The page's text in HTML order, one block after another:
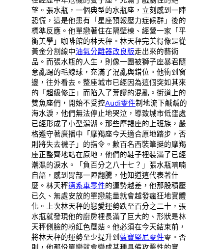
望。張水瓶，一個典型的水瓶座，立刻感到一陣
恐慌，這是他患有「星座預報壓力症候群」後的
標準反應。他單戀著住在隔壁棟、經營一家「平
衡美學」咖啡館的林天秤。林天秤完美得像是從
黃金分割線中油氣分離器改良版走出來的藝術
品。而張水瓶的人生，則像一團被獅子座暴君隨
意亂踢的毛線球，充滿了混亂與錯位。他衝到窗
邊，往外看去。整座城市已經因為這個突如其來
的「超級修正」而陷入了荒謬的混亂。街道上的
雙魚座們，開始不受控Audi零件制地流下鹹鹹的
海水淚，他們無法停止地哭泣，導致城市低窪處
已經形成了小型潟湖。那些摩羯座的上班族，嚴
格遵守著廣播中「摩羯座今天適合原地踏步，否
則將失去襪子」的指令。數百名西裝筆挺的摩羯
座正整齊地站在原地，他們的鞋子裡裝滿了已經
潮濕的淚水。「負百分之八十七？」張水瓶喃喃
自語，感到胃部一陣翻騰，他知道這代表著什
麼。林天秤德系車零件的運勢越差，他那股積壓
已久、無處安放的單戀能量就會越發瘋狂地實體
化。上次林天秤的戀愛運勢跌至百分之二十，張
水瓶就發現他的廚房裡長滿了巨大的、形狀是林
天秤側臉的粉紅色蘑菇。他必須在今天結束前，
將林天秤的運勢至少提升到藍寶堅尼零件零。否